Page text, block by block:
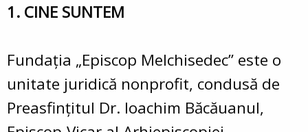
1. CINE SUNTEM
Fundaţia „Episcop Melchisedec” este o
unitate juridică nonprofit, condusă de
Preasfinţitul Dr. Ioachim Băcăuanul,